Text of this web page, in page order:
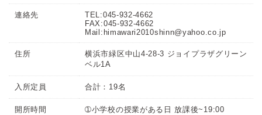
連絡先
TEL:045-932-4662
FAX:045-932-4662
Mail:himawari2010shinn@yahoo.co.jp
住所
横浜市緑区中山4-28-3 ジョイプラザグリーン
ベル1A
入所定員 合計：19名
開所時間
➀小学校の授業がある日 放課後~19:00